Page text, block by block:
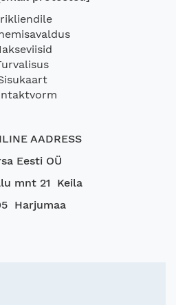
AADRESS
Eesti OÜ
mnt 21 Keila
Harjumaa